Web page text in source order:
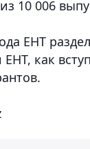
10 006
ЕНТ
как